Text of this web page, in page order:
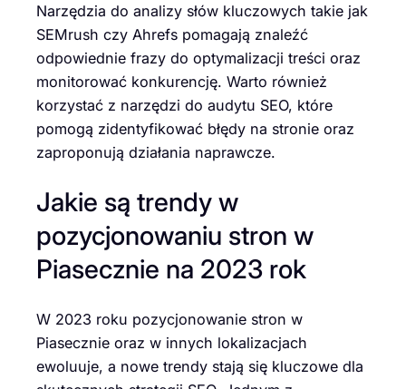
Narzędzia do analizy słów kluczowych takie jak
SEMrush czy Ahrefs pomagają znaleźć
odpowiednie frazy do optymalizacji treści oraz
monitorować konkurencję. Warto również
korzystać z narzędzi do audytu SEO, które
pomogą zidentyfikować błędy na stronie oraz
zaproponują działania naprawcze.
Jakie są trendy w
pozycjonowaniu stron w
Piasecznie na 2023 rok
W 2023 roku pozycjonowanie stron w
Piasecznie oraz w innych lokalizacjach
ewoluuje, a nowe trendy stają się kluczowe dla